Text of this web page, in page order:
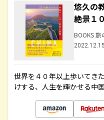
悠久の
絶景１
BOOKS
世界を４０年以上歩いてき
けする、人生を輝かせる中